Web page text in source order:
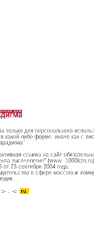
для персонального
какой-либо форме, иначе как с
ссылка на сайт
тысячелетия" (www. 1000kzn.ru)
23 сентября 2004 года.
в сфере массовых
. ru